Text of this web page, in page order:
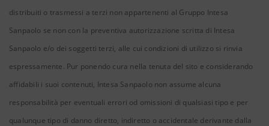
distribuiti o trasmessi a terzi non appartenenti al Gruppo Intesa
Sanpaolo se non con la preventiva autorizzazione scritta di Intesa
Sanpaolo e/o dei soggetti terzi, alle cui condizioni di utilizzo si rinvia
espressamente. Pur ponendo cura nella tenuta del sito e considerando
affidabili i suoi contenuti, Intesa Sanpaolo non assume alcuna
responsabilità per eventuali errori od omissioni di qualsiasi tipo e per
qualunque tipo di danno diretto, indiretto o accidentale derivante dalla